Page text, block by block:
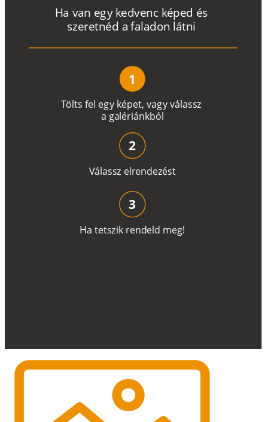
Tölts fel egy képet, vagyválassz
a galériánkból
Ha van egy kedvenc képed és
szeretnéd a faladon látni
1
Válassz elrendezést
2
Ha tetszik rendeld meg!
3